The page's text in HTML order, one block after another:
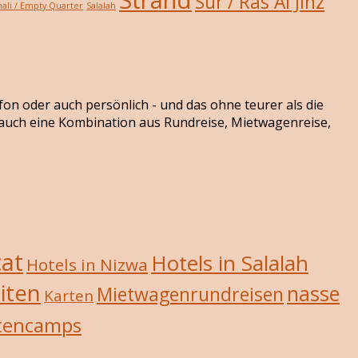
/ Empty Quarter Salalah
oder auch persönlich - und das ohne teurer als die
eine Kombination aus Rundreise, Mietwagenreise,
Hotels in Nizwa Hotels in Salalah
Karten Mietwagenrundreisen nasse